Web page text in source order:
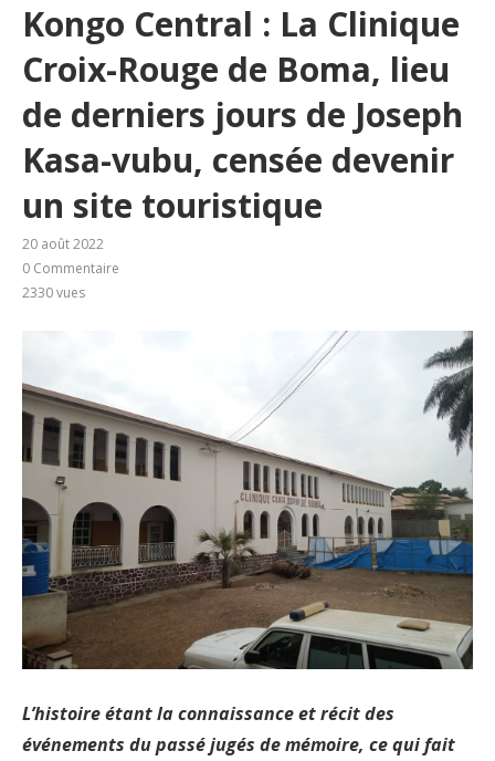
Kongo Central : La Clinique
Croix-Rouge de Boma, lieu
de derniers jours de Joseph
Kasa-vubu, censée devenir
un site touristique
20 août 2022
0 Commentaire
2330vues
L’histoire étant la connaissance et récit des
événements du passé jugés de mémoire, ce qui fait